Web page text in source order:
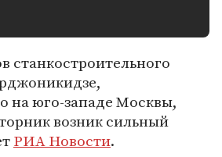
станкостроительного
на юго-западе Москвы,
возник сильный
РИА Новости.